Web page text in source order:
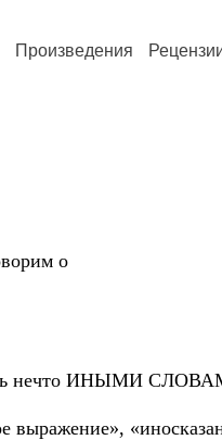
Произведения
о
нечто ИНЫМИ
выражение»,